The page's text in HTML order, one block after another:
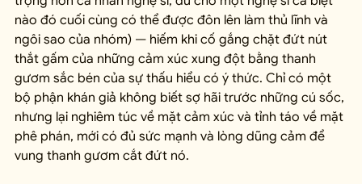
nào đó cuối cùng có thể được đôn lên làm thủ lĩnh và
ngôi sao của nhóm) — hiếm khi cố gắng chặt đứt nút
thắt gấm của những cảm xúc xung đột bằng thanh
gươm sắc bén của sự thấu hiểu có ý thức. Chỉ có một
bộ phận khán giả không biết sợ hãi trước những cú sốc,
nhưng lại nghiêm túc về mặt cảm xúc và tỉnh táo về mặt
phê phán, mới có đủ sức mạnh và lòng dũng cảm để
vung thanh gươm cắt đứt nó.